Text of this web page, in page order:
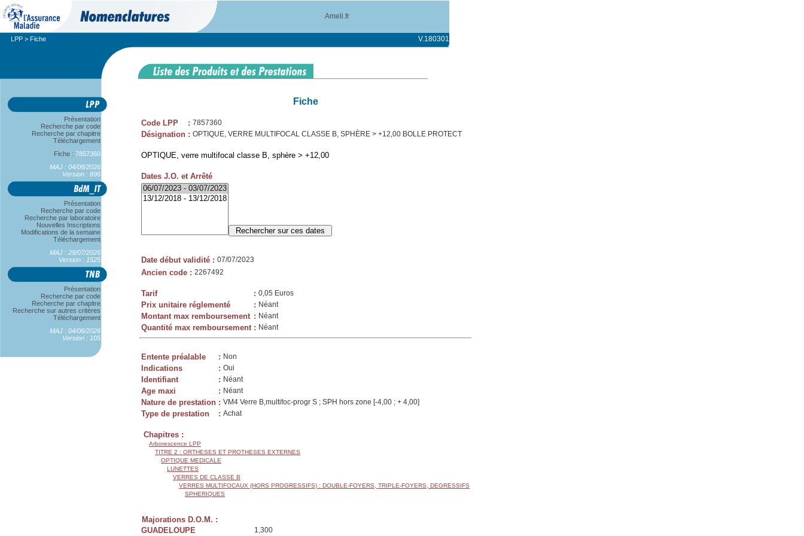
Ameli.fr
LPP > Fiche V.180301
Présentation
Recherche par code
Recherche par chapitre
Téléchargement
Fiche : 7857360
MAJ : 04/08/2026
Version : 896
Présentation
Recherche par code
Recherche par laboratoire
Nouvelles Inscriptions
Modifications de la semaine
Téléchargement
MAJ : 29/07/2026
Version : 1525
Présentation
Recherche par code
Recherche par chapitre
Recherche sur autres critères
Téléchargement
MAJ : 04/06/2026
Version : 105
Fiche
Code LPP : 7857360
Désignation : OPTIQUE, VERRE MULTIFOCAL CLASSE B, SPHÈRE > +12,00 BOLLE PROTECT
OPTIQUE, verre multifocal classe B, sphère > +12,00
Dates J.O. et Arrêté
Date début validité : 07/07/2023
Ancien code : 2267492
Tarif : 0,05 Euros
Prix unitaire réglementé : Néant
Montant max remboursement : Néant
Quantité max remboursement : Néant
Entente préalable : Non
Indications : Oui
Identifiant : Néant
Age maxi : Néant
Nature de prestation : VM4 Verre B,multifoc-progr S ; SPH hors zone [-4,00 ; + 4,00]
Type de prestation : Achat
Chapitres :
Arborescence LPP
TITRE 2 : ORTHESES ET PROTHESES EXTERNES
OPTIQUE MEDICALE
LUNETTES
VERRES DE CLASSE B
VERRES MULTIFOCAUX (HORS PROGRESSIFS) : DOUBLE-FOYERS, TRIPLE-FOYERS, DEGRESSIFS
SPHERIQUES
Majorations D.O.M. :
GUADELOUPE
1,300